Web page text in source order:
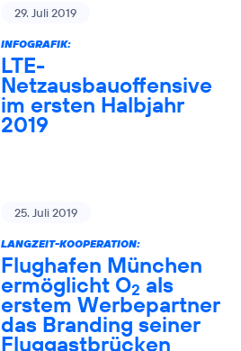
29. Juli 2019
INFOGRAFIK:
LTE-
Netzausbauoffensive
im ersten Halbjahr
2019
25. Juli 2019
LANGZEIT-KOOPERATION:
Flughafen München
ermöglicht O2 als
erstem Werbepartner
das Branding seiner
Fluggastbrücken